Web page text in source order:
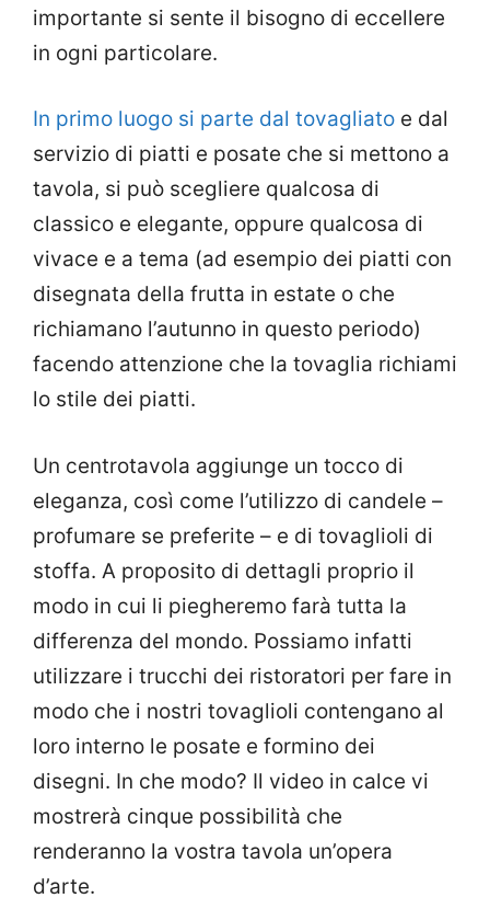
importante si sente il bisogno di eccellere
in ogni particolare.
In primo luogo si parte dal tovagliato e dal
servizio di piatti e posate che si mettono a
tavola, si può scegliere qualcosa di
classico e elegante, oppure qualcosa di
vivace e a tema (ad esempio dei piatti con
disegnata della frutta in estate o che
richiamano l’autunno in questo periodo)
facendo attenzione che la tovaglia richiami
lo stile dei piatti.
Un centrotavola aggiunge un tocco di
eleganza, così come l’utilizzo di candele –
profumare se preferite – e di tovaglioli di
stoffa. A proposito di dettagli proprio il
modo in cui li piegheremo farà tutta la
differenza del mondo. Possiamo infatti
utilizzare i trucchi dei ristoratori per fare in
modo che i nostri tovaglioli contengano al
loro interno le posate e formino dei
disegni. In che modo? Il video in calce vi
mostrerà cinque possibilità che
renderanno la vostra tavola un’opera
d’arte.